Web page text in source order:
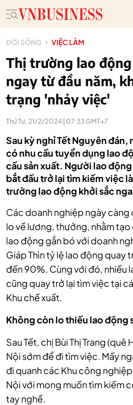
ĐỜI SỐNG VIỆC LÀM
Thị trường lao
ngay từ đầu năm,
trạng 'nhảy việc'
Thứ Tư, 21/2/2024 | 07:33 GMT+7
Sau kỳ nghỉ Tết Nguyên
có nhu cầu tuyển dụng lao
cầu sản xuất. Người lao
bắt đầu trở lại tìm kiếm việc
trường lao động khởi sắc
Các doanh nghiệp ngày càng
lo về lương, thưởng, nhằm
lao động gắn bó với doanh
Giáp Thìn tỷ lệ lao động quay
đến 90%. Cùng với đó, nhiều
cũng quay trở lại tìm việc tại
Khu chế xuất.
Không còn lo thiếu lao động
Sau Tết, chị Bùi Thị Trang (quê
Nội sớm để đi tìm việc. Mấy
đi quanh các Khu công nghiệp
Nội với mong muốn tìm kiếm
tay nghề.